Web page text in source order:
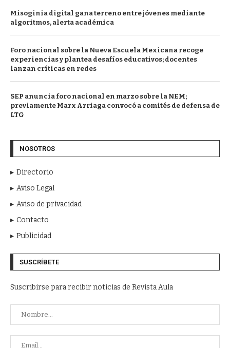
Misoginia digital gana terreno entre jóvenes mediante
algoritmos, alerta académica
Foro nacional sobre la Nueva Escuela Mexicana recoge
experiencias y plantea desafíos educativos; docentes
lanzan críticas en redes
SEP anuncia foro nacional en marzo sobre la NEM;
previamente Marx Arriaga convocó a comités de defensa de
LTG
NOSOTROS
Directorio
Aviso Legal
Aviso de privacidad
Contacto
Publicidad
SUSCRÍBETE
Suscribirse para recibir noticias de Revista Aula